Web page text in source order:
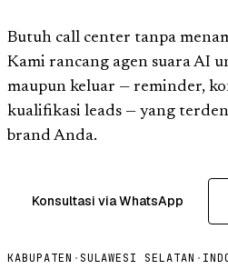
Butuh call center tanpa
Kami rancang agen suara AI
maupun keluar — reminder,
kualifikasi leads — yang
brand Anda.
Konsultasi via WhatsApp
KABUPATEN · SULAWESI SELATAN ·